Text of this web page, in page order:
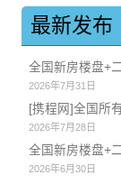
最新发布
全国新房楼盘+
2026年7月31日
[携程网]全国所
2026年7月28日
全国新房楼盘+
2026年6月30日